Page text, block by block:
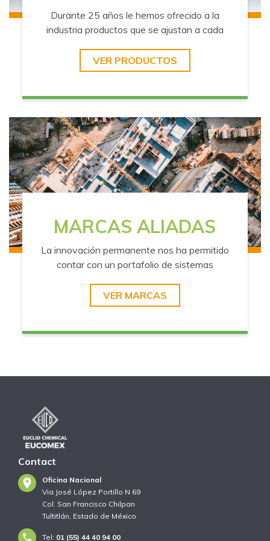
Durante 25 años le hemos ofrecido a la
industria productos que se ajustan a cada
VER PRODUCTOS
MARCAS ALIADAS
La innovación permanente nos ha permitido
contar con un portafolio de sistemas
VER MARCAS
Contact
Oficina Nacional
Via José López Portillo N 69
Col. San Francisco Chilpan
Tultitlán, Estado de México
Tel: 01 (55) 44 40 94 00